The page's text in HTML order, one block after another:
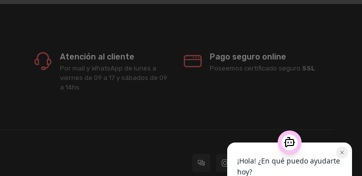
Atención al cliente
Por mail y WhatsApp de lunes a
viernes de 09 a 17 y sábados de 09
a 14hs.
Pago seguro online
Poseemos certificado seguro SSL